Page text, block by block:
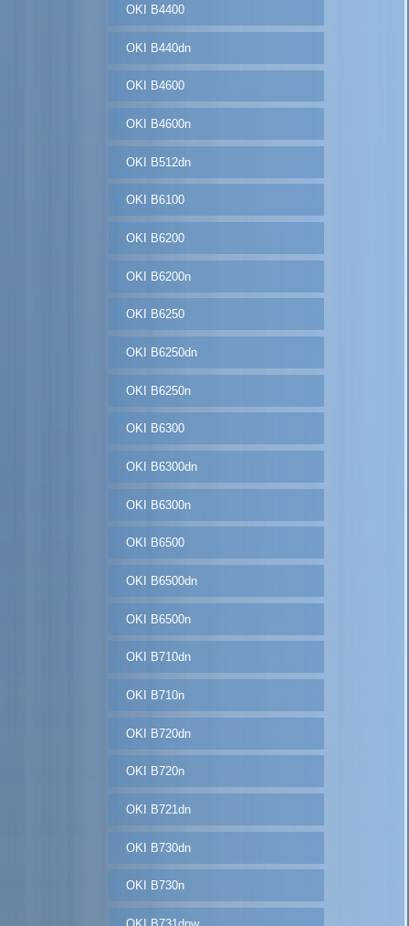
OKI B4400
OKI B440dn
OKI B4600
OKI B4600n
OKI B512dn
OKI B6100
OKI B6200
OKI B6200n
OKI B6250
OKI B6250dn
OKI B6250n
OKI B6300
OKI B6300dn
OKI B6300n
OKI B6500
OKI B6500dn
OKI B6500n
OKI B710dn
OKI B710n
OKI B720dn
OKI B720n
OKI B721dn
OKI B730dn
OKI B730n